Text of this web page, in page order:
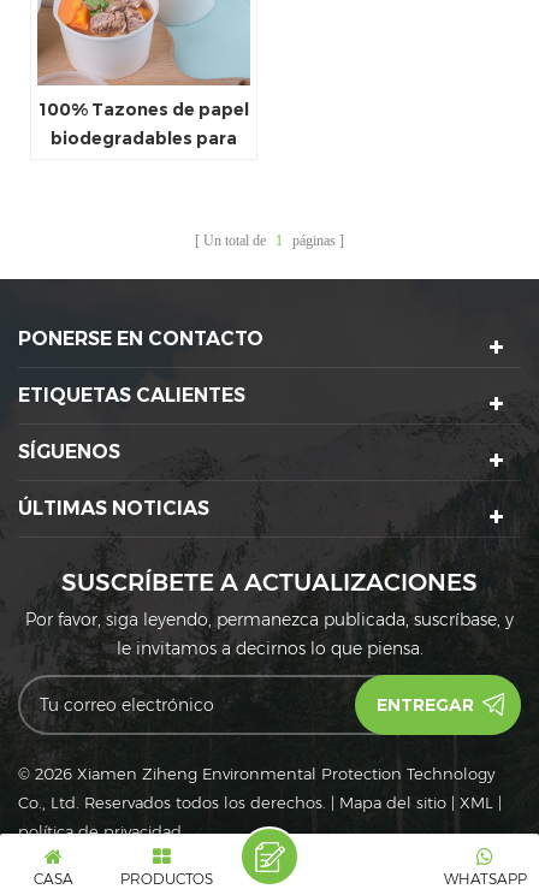
100% Tazones de papel
biodegradables para
Un total de 1 páginas
PONERSE EN CONTACTO
ETIQUETAS CALIENTES
SÍGUENOS
ÚLTIMAS NOTICIAS
SUSCRÍBETE A ACTUALIZACIONES
Por favor, siga leyendo, permanezca publicada, suscríbase, y
le invitamos a decirnos lo que piensa.
© 2026 Xiamen Ziheng Environmental Protection Technology
Co., Ltd. Reservados todos los derechos. | Mapa del sitio | XML |
política de privacidad
IPv6
Red IPv6 admitida
CASA PRODUCTOS WHATSAPP